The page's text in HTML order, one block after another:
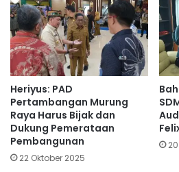
Heriyus: PAD
Pertambangan Murung
Raya Harus Bijak dan
Dukung Pemerataan
Pembangunan
22 Oktober 2025